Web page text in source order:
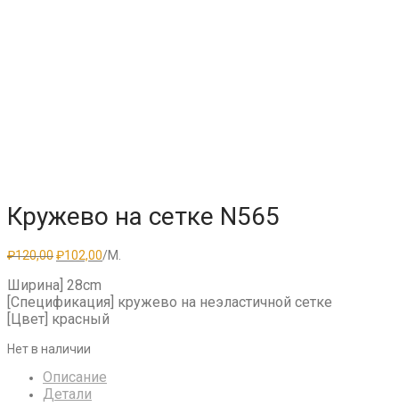
Кружево на сетке N565
₽120,00Первоначальная
составляла
₽120,00.
₽102,00Текущая
/М.
Ширина] 28cm
[Спецификация] кружево на неэластичной сетке
[Цвет] красный
Нет в наличии
Описание
Детали